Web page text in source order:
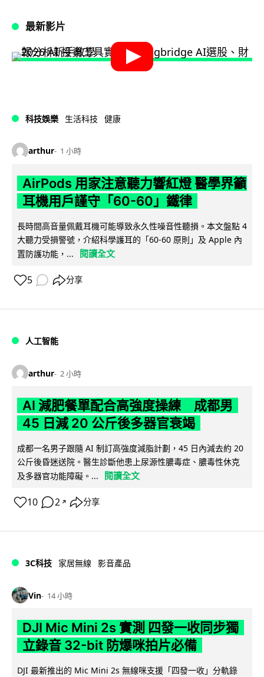
最新影片
科技娛樂 生活科技 健康
arthur 1 小時
AirPods 用家注意聽力響紅燈 醫學界籲
耳機用戶謹守「60-60」鐵律
長時間高音量佩戴耳機可能導致永久性噪音性聽損。本文盤點 4
大聽力受損警號，介紹科學護耳的「60-60 原則」及 Apple 內
置防護功能，...
閱讀全文
5 分享
人工智能
arthur 2 小時
AI 減肥餐單配合高強度操練 成都男
45 日減 20 公斤後多器官衰竭
成都一名男子跟隨 AI 制訂高強度減脂計劃，45 日內減去約 20
公斤後昏迷送院。醫生診斷他患上尿源性膿毒症、膿毒性休克
及多器官功能障礙。...
閱讀全文
10 2 ↗ 分享
3C科技 家居無線 影音產品
Vin 14 小時
DJI Mic Mini 2s 實測 四發一收同步獨
立錄音 32-bit 防爆咪拍片必備
DJI 最新推出的 Mic Mini 2s 無線咪支援「四發一收」分軌錄